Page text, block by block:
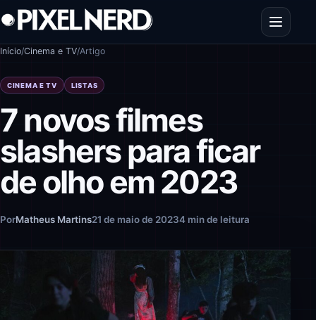
Pular para o conteúdo
Abrir
Início/Cinema e TV/Artigo
CINEMA E TV LISTAS
7 novos filmes
slashers para ficar
de olho em 2023
PorMatheus Martins21 de maio de 20234 min de leitura